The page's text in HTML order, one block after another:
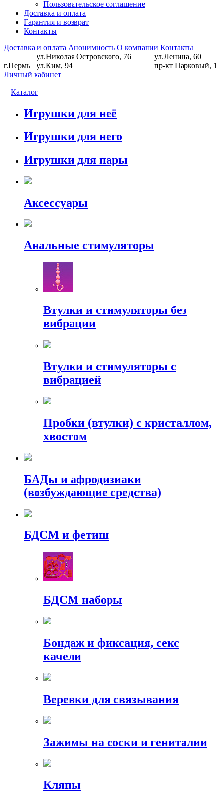
Пользовательское соглашение
Доставка и оплата
Гарантия и возврат
Контакты
Доставка и оплата Анонимность О компании Контакты
г.Пермь
ул.Николая Островского, 76
ул.Ким, 94
ул.Ленина, 60
пр-кт Парковый, 1
Личный кабинет
Каталог
Игрушки для неё
Игрушки для него
Игрушки для пары
Аксессуары
Анальные стимуляторы
Втулки и стимуляторы без
вибрации
Втулки и стимуляторы с
вибрацией
Пробки (втулки) с кристаллом,
хвостом
БАДы и афродизиаки
(возбуждающие средства)
БДСМ и фетиш
БДСМ наборы
Бондаж и фиксация, секс
качели
Веревки для связывания
Зажимы на соски и гениталии
Кляпы